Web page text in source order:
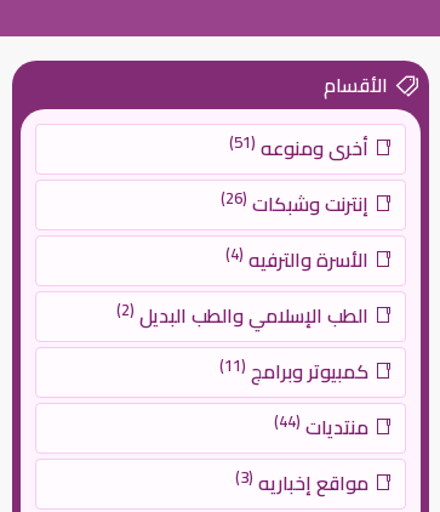
الأقسام
أخرى ومنوعه (51)
إنترنت وشبكات (26)
الأسرة والترفيه (4)
الطب الإسلامي والطب البديل (2)
كمبيوتر وبرامج (11)
منتديات (44)
مواقع إخباريه (3)